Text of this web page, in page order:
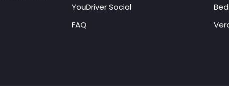
YouDriver Social
FAQ